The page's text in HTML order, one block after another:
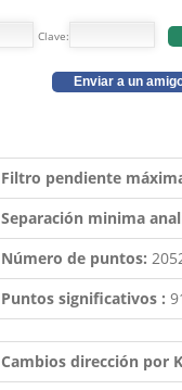
Clave:
Enviar a un
Filtro pendiente
Separación minima
Número de puntos:
Puntos significativos :
Cambios dirección por